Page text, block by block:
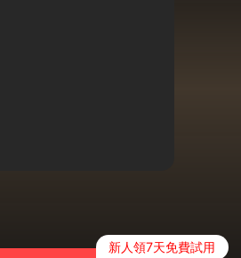
新人領7天免費試用